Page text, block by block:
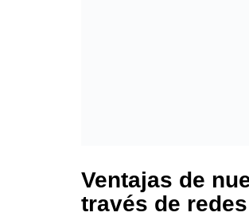
Ventajas de
través de